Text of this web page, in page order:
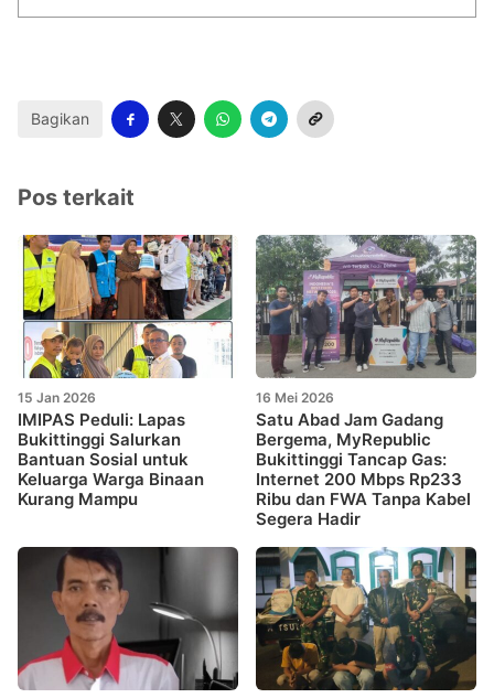
Bagikan
Pos terkait
15 Jan 2026
IMIPAS Peduli: Lapas
Bukittinggi Salurkan
Bantuan Sosial untuk
Keluarga Warga Binaan
Kurang Mampu
16 Mei 2026
Satu Abad Jam Gadang
Bergema, MyRepublic
Bukittinggi Tancap Gas:
Internet 200 Mbps Rp233
Ribu dan FWA Tanpa Kabel
Segera Hadir